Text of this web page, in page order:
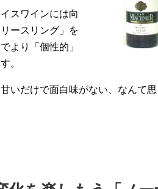
スワインには向
ースリング」を
より「個性的」
。
いだけで面白味がない、なんて